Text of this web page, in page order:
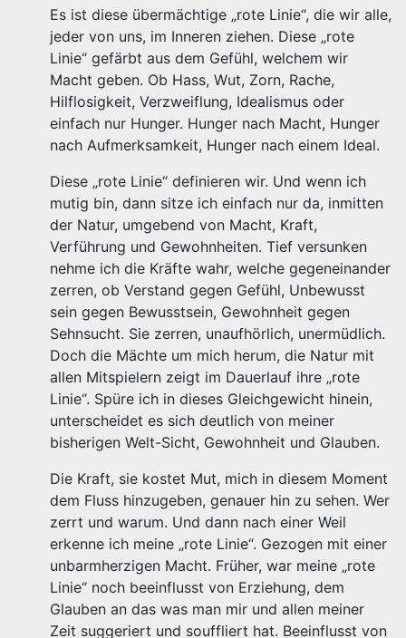
Es ist diese übermächtige „rote Linie“, die wir alle,
jeder von uns, im Inneren ziehen. Diese „rote
Linie“ gefärbt aus dem Gefühl, welchem wir
Macht geben. Ob Hass, Wut, Zorn, Rache,
Hilflosigkeit, Verzweiflung, Idealismus oder
einfach nur Hunger. Hunger nach Macht, Hunger
nach Aufmerksamkeit, Hunger nach einem Ideal.
Diese „rote Linie“ definieren wir. Und wenn ich
mutig bin, dann sitze ich einfach nur da, inmitten
der Natur, umgebend von Macht, Kraft,
Verführung und Gewohnheiten. Tief versunken
nehme ich die Kräfte wahr, welche gegeneinander
zerren, ob Verstand gegen Gefühl, Unbewusst
sein gegen Bewusstsein, Gewohnheit gegen
Sehnsucht. Sie zerren, unaufhörlich, unermüdlich.
Doch die Mächte um mich herum, die Natur mit
allen Mitspielern zeigt im Dauerlauf ihre „rote
Linie“. Spüre ich in dieses Gleichgewicht hinein,
unterscheidet es sich deutlich von meiner
bisherigen Welt-Sicht, Gewohnheit und Glauben.
Die Kraft, sie kostet Mut, mich in diesem Moment
dem Fluss hinzugeben, genauer hin zu sehen. Wer
zerrt und warum. Und dann nach einer Weil
erkenne ich meine „rote Linie“. Gezogen mit einer
unbarmherzigen Macht. Früher, war meine „rote
Linie“ noch beeinflusst von Erziehung, dem
Glauben an das was man mir und allen meiner
Zeit suggeriert und souffliert hat. Beeinflusst von